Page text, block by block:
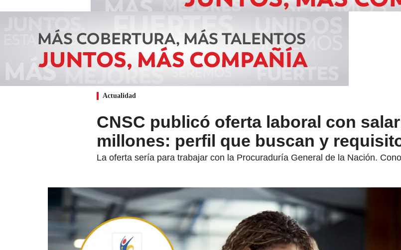
Actualidad
CNSC publicó oferta laboral con
millones: perfil que buscan y
La oferta sería para trabajar con la Procuraduría General de la Nación.